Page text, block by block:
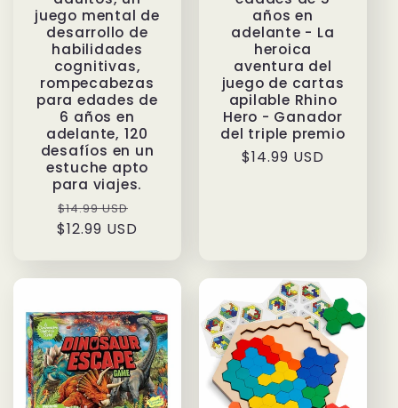
juego mental de
desarrollo de
habilidades
cognitivas,
rompecabezas
para edades de
6 años en
adelante, 120
desafíos en un
estuche apto
para viajes.
Precio
habitual
$14.99 USD
$12.99 USD
años en
adelante - La
heroica
aventura del
juego de cartas
apilable Rhino
Hero - Ganador
del triple premio
Precio
$14.99 USD